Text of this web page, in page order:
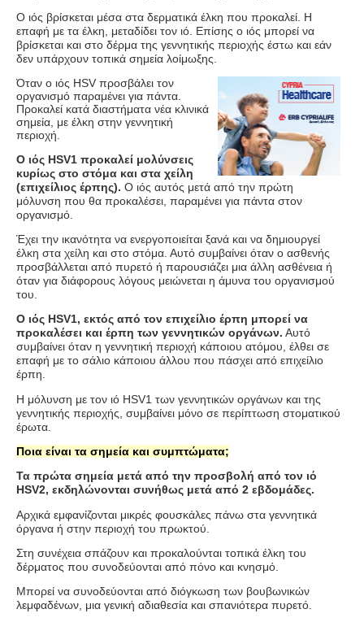
Ο ιός βρίσκεται μέσα στα δερματικά έλκη που προκαλεί. Η
επαφή με τα έλκη, μεταδίδει τον ιό. Επίσης ο ιός μπορεί να
βρίσκεται και στο δέρμα της γεννητικής περιοχής έστω και εάν
δεν υπάρχουν τοπικά σημεία λοίμωξης.
Όταν ο ιός HSV προσβάλει τον
οργανισμό παραμένει για πάντα.
Προκαλεί κατά διαστήματα νέα κλινικά
σημεία, με έλκη στην γεννητική
περιοχή.
Ο ιός HSV1 προκαλεί μολύνσεις
κυρίως στο στόμα και στα χείλη
(επιχείλιος έρπης). Ο ιός αυτός μετά από την πρώτη
μόλυνση που θα προκαλέσει, παραμένει για πάντα στον
οργανισμό.
Έχει την ικανότητα να ενεργοποιείται ξανά και να δημιουργεί
έλκη στα χείλη και στο στόμα. Αυτό συμβαίνει όταν ο ασθενής
προσβάλλεται από πυρετό ή παρουσιάζει μια άλλη ασθένεια ή
όταν για διάφορους λόγους μειώνεται η άμυνα του οργανισμού
του.
Ο ιός HSV1, εκτός από τον επιχείλιο έρπη μπορεί να
προκαλέσει και έρπη των γεννητικών οργάνων. Αυτό
συμβαίνει όταν η γεννητική περιοχή κάποιου ατόμου, έλθει σε
επαφή με το σάλιο κάποιου άλλου που πάσχει από επιχείλιο
έρπη.
Η μόλυνση με τον ιό HSV1 των γεννητικών οργάνων και της
γεννητικής περιοχής, συμβαίνει μόνο σε περίπτωση στοματικού
έρωτα.
Ποια είναι τα σημεία και συμπτώματα;
Τα πρώτα σημεία μετά από την προσβολή από τον ιό
HSV2, εκδηλώνονται συνήθως μετά από 2 εβδομάδες.
Αρχικά εμφανίζονται μικρές φουσκάλες πάνω στα γεννητικά
όργανα ή στην περιοχή του πρωκτού.
Στη συνέχεια σπάζουν και προκαλούνται τοπικά έλκη του
δέρματος που συνοδεύονται από πόνο και κνησμό.
Μπορεί να συνοδεύονται από διόγκωση των βουβωνικών
λεμφαδένων, μια γενική αδιαθεσία και σπανιότερα πυρετό.